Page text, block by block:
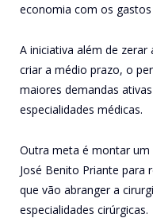
economia com os
A iniciativa além de
criar a médio prazo, o
maiores demandas
especialidades médicas.
Outra meta é montar
José Benito Priante para
que vão abranger a
especialidades cirúrgicas.